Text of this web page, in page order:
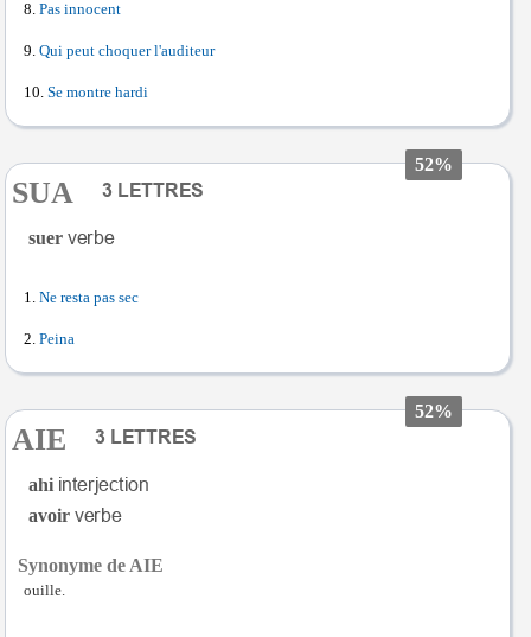
Pas innocent
Qui peut choquer l'auditeur
Se montre hardi
52%
SUA
suer
Ne resta pas sec
Peina
52%
AIE
ahi
avoir
Synonyme de AIE
ouille.